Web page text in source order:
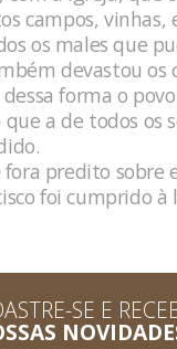
campos, vinhas,
os males que
devastou os
forma o
a de todos os
predito sobre
foi cumprido à
SE E